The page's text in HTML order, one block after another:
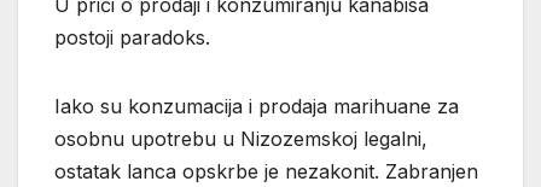
postoji paradoks.
Iako su konzumacija i prodaja marihuane za
osobnu upotrebu u Nizozemskoj legalni,
ostatak lanca opskrbe je nezakonit. Zabranjen